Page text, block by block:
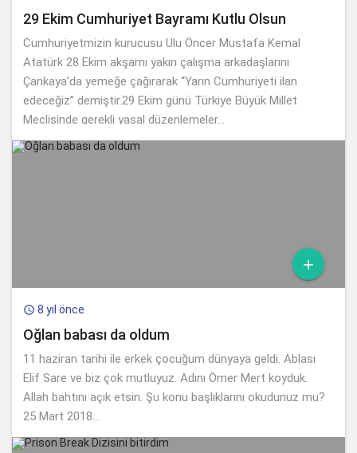
29 Ekim Cumhuriyet Bayramı Kutlu Olsun
Cumhuriyetmizin kurucusu Ulu Öncer Mustafa Kemal
Atatürk 28 Ekim akşamı yakın çalışma arkadaşlarını
Çankaya’da yemeğe çağırarak “Yarın Cumhuriyeti ilan
edeceğiz” demiştir.29 Ekim günü Türkiye Büyük Millet
Meclisinde gerekli yasal düzenlemeler...

 8 yıl önce
Oğlan babası da oldum
11 haziran tarihi ile erkek çocuğum dünyaya geldi. Ablası
Elif Sare ve biz çok mutluyuz. Adını Ömer Mert koyduk.
Allah bahtını açık etsin. Şu konu başlıklarını okudunuz mu?
25 Mart 2018...